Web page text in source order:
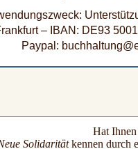
– IBAN: DE93
Paypal:
Hat
Solidaritätkennen durch